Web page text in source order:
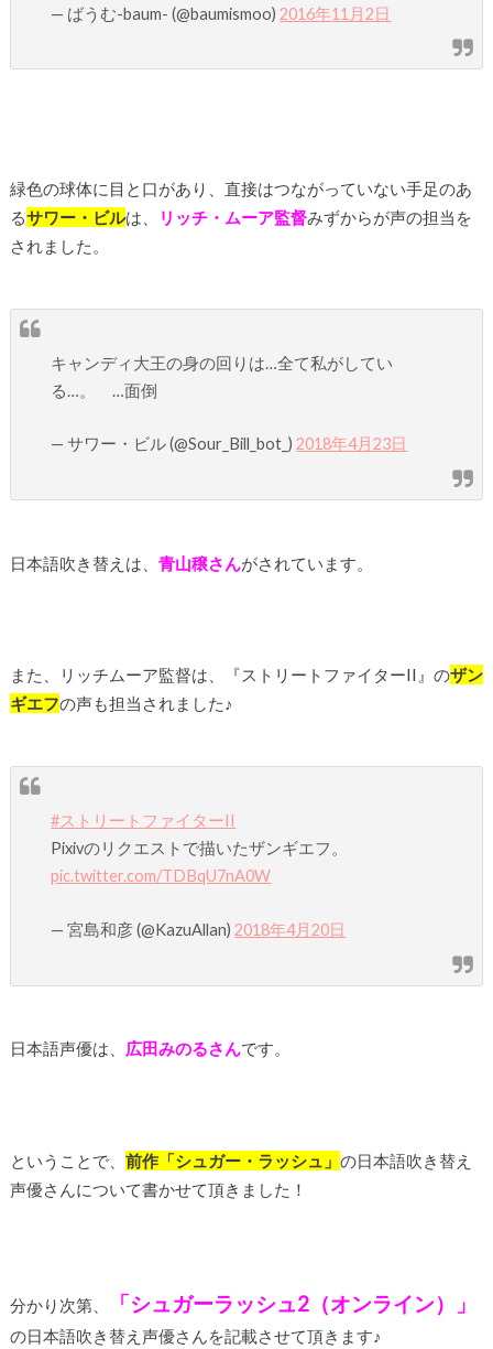
— ばうむ-baum- (@baumismoo)2016年11月2日
緑色の球体に目と口があり、直接はつながっていない手足のあ
るサワー・ビルは、 リッチ・ムーア監督みずからが声の担当を
されました。
キャンディ大王の身の回りは…全て私がしてい
る…。 …面倒
— サワー・ビル (@Sour_Bill_bot_)2018年4月23日
日本語吹き替えは、 青山穣さんがされています。
また、リッチムーア監督は、『ストリートファイターII』のザン
ギエフの声も担当されました♪
#ストリートファイターII
Pixivのリクエストで描いたザンギエフ。
pic.twitter.com/TDBqU7nA0W
— 宮島和彦 (@KazuAllan)2018年4月20日
日本語声優は、 広田みのるさんです。
ということで、 前作「シュガー・ラッシュ」 の日本語吹き替え
声優さんについて書かせて頂きました！
分かり次第、 「シュガーラッシュ2（オンライン）」
の日本語吹き替え声優さんを記載させて頂きます♪